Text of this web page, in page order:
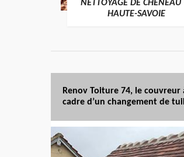
NETTOYAGE DE CHENEAU
HAUTE-SAVOIE
Renov Toiture 74, le
cadre d’un changement de